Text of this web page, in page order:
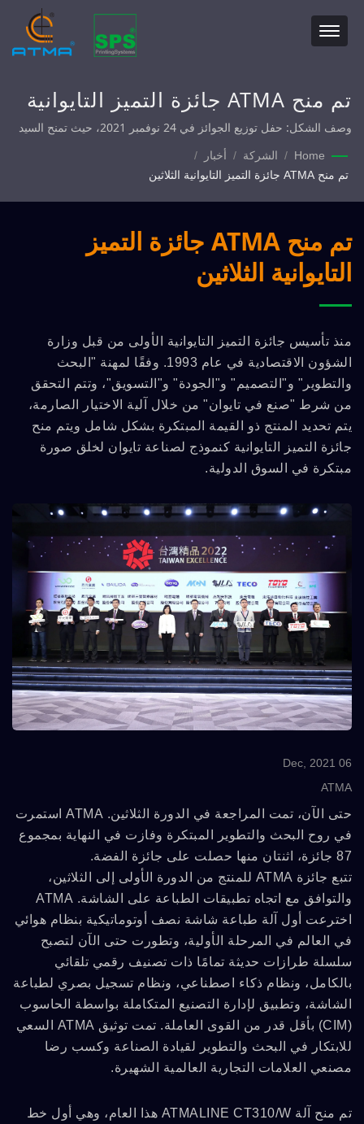
تم منح ATMA جائزة التميز التايوانية
الثلاثين
وصف الشكل: حفل توزيع الجوائز في 24 نوفمبر 2021، حيث تمنح السيد
تشن، الرئيس في ATMA (الأول من اليمين) الجائزة كما هو مرغوب فيه
في شهادة الحقيقة. وهذا يتطابق مع قيمة فلسفة الإدارة 'ملتزمون بالجودة
العالية'.
Home
/ الشركة / أخبار
/
تم منح ATMA جائزة التميز التايوانية الثلاثين
تم منح ATMA جائزة التميز
التايوانية الثلاثين
منذ تأسيس جائزة التميز التايوانية الأولى من قبل وزارة
الشؤون الاقتصادية في عام 1993. وفقًا لمهنة "البحث
والتطوير" و"التصميم" و"الجودة" و"التسويق"، وتتم التحقق
من شرط "صنع في تايوان" من خلال آلية الاختيار الصارمة،
يتم تحديد المنتج ذو القيمة المبتكرة بشكل شامل ويتم منح
جائزة التميز التايوانية كنموذج لصناعة تايوان لخلق صورة
مبتكرة في السوق الدولية.
06 Dec, 2021
ATMA
حتى الآن، تمت المراجعة في الدورة الثلاثين. ATMA استمرت
في روح البحث والتطوير المبتكرة وفازت في النهاية بمجموع
87 جائزة، اثنتان منها حصلت على جائزة الفضة.
تتبع جائزة ATMA للمنتج من الدورة الأولى إلى الثلاثين،
والتوافق مع اتجاه تطبيقات الطباعة على الشاشة. ATMA
اخترعت أول آلة طباعة شاشة نصف أوتوماتيكية بنظام هوائي
في العالم في المرحلة الأولية، وتطورت حتى الآن لتصبح
سلسلة طرازات حديثة تمامًا ذات تصنيف رقمي تلقائي
بالكامل، ونظام ذكاء اصطناعي، ونظام تسجيل بصري لطباعة
الشاشة، وتطبيق لإدارة التصنيع المتكاملة بواسطة الحاسوب
(CIM) بأقل قدر من القوى العاملة. تمت توثيق ATMA السعي
للابتكار في البحث والتطوير لقيادة الصناعة وكسب رضا
مصنعي العلامات التجارية العالمية الشهيرة.
تم منح آلة ATMALINE CT310/W هذا العام، وهي أول خط